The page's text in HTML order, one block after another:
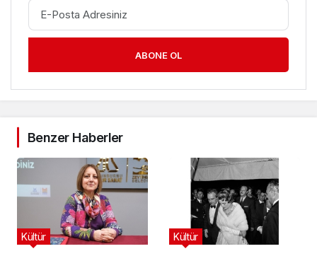
ABONE OL
Benzer Haberler
Kültür Kültür